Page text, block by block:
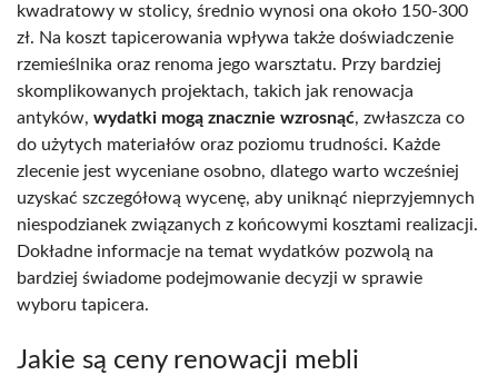
kwadratowy w stolicy, średnio wynosi ona około 150-300
zł. Na koszt tapicerowania wpływa także doświadczenie
rzemieślnika oraz renoma jego warsztatu. Przy bardziej
skomplikowanych projektach, takich jak renowacja
antyków, wydatki mogą znacznie wzrosnąć, zwłaszcza co
do użytych materiałów oraz poziomu trudności. Każde
zlecenie jest wyceniane osobno, dlatego warto wcześniej
uzyskać szczegółową wycenę, aby uniknąć nieprzyjemnych
niespodzianek związanych z końcowymi kosztami realizacji.
Dokładne informacje na temat wydatków pozwolą na
bardziej świadome podejmowanie decyzji w sprawie
wyboru tapicera.
Jakie są ceny renowacji mebli